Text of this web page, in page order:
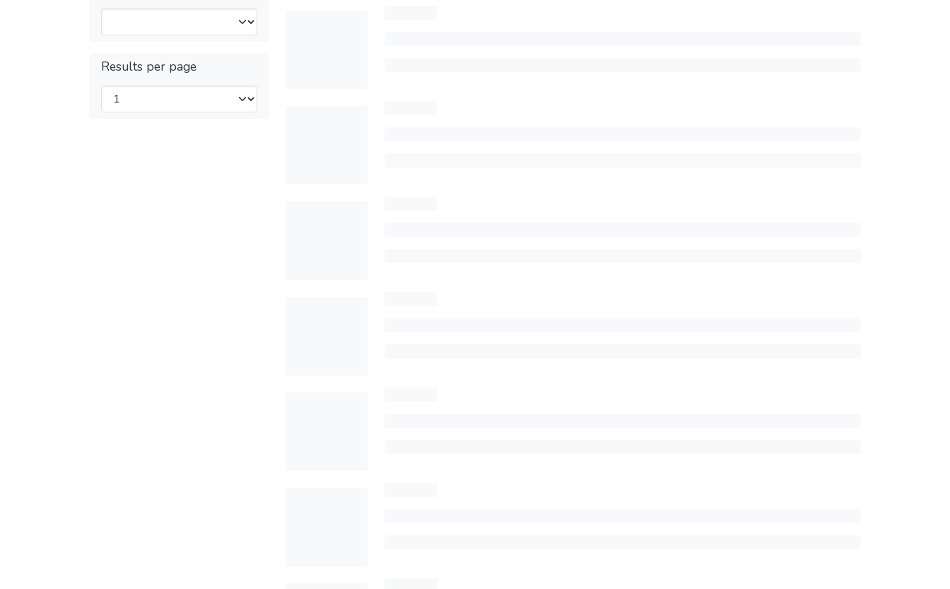
Results per page